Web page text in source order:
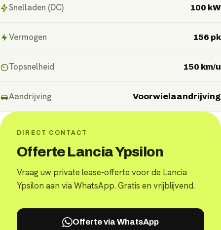
Snelladen (DC) 100 kW
Vermogen 156 pk
Topsnelheid 150 km/u
Aandrijving Voorwielaandrijving
DIRECT CONTACT
Offerte Lancia Ypsilon
Vraag uw private lease-offerte voor de Lancia
Ypsilon aan via WhatsApp. Gratis en vrijblijvend.
Offerte via WhatsApp